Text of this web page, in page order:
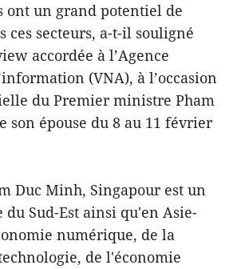
ont un grand potentiel de
ces secteurs, a-t-il souligné
accordée à l’Agence
(VNA), à l’occasion
du Premier ministre Pham
son épouse du 8 au 11 février
Duc Minh, Singapour est un
Sud-Est ainsi qu'en Asie-
numérique, de la
de l'économie